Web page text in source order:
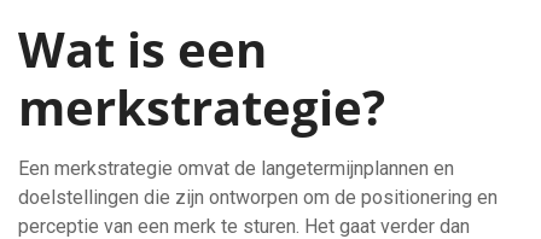
Wat is een
merkstrategie?
Een merkstrategie omvat de langetermijnplannen en
doelstellingen die zijn ontworpen om de positionering en
perceptie van een merk te sturen. Het gaat verder dan